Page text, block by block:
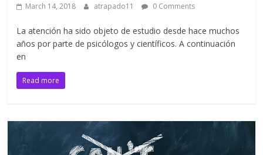
March 14, 2018 atrapado11 0 Comments
La atención ha sido objeto de estudio desde hace muchos
años por parte de psicólogos y científicos. A continuación
en
Read more